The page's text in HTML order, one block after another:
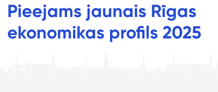
Pieejams jaunais Rīgas
ekonomikas profils 2025